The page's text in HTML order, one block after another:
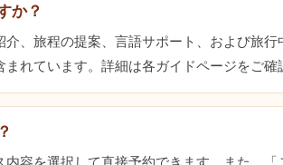
か？
、旅程の提案、言語サポート、および旅行
れています。詳細は各ガイドページをご確